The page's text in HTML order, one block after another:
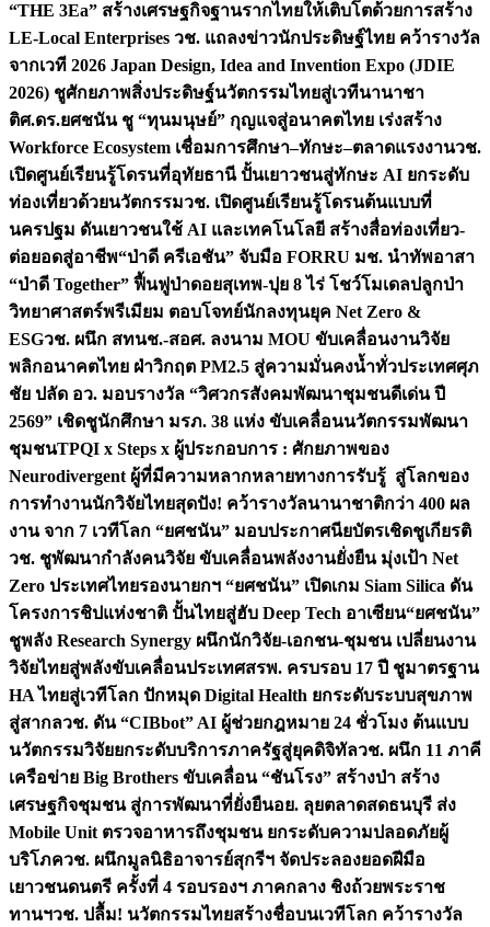
“THE 3Ea” สร้างเศรษฐกิจฐานรากไทยให้เติบโตด้วยการสร้าง
LE-Local Enterprises วช. แถลงข่าวนักประดิษฐ์ไทย คว้ารางวัล
จากเวที 2026 Japan Design, Idea and Invention Expo (JDIE
2026) ชูศักยภาพสิ่งประดิษฐ์นวัตกรรมไทยสู่เวทีนานาชา
ติศ.ดร.ยศชนัน ชู “ทุนมนุษย์” กุญแจสู่อนาคตไทย เร่งสร้าง
Workforce Ecosystem เชื่อมการศึกษา–ทักษะ–ตลาดแรงงานวช.
เปิดศูนย์เรียนรู้โดรนที่อุทัยธานี ปั้นเยาวชนสู่ทักษะ AI ยกระดับ
ท่องเที่ยวด้วยนวัตกรรมวช. เปิดศูนย์เรียนรู้โดรนต้นแบบที่
นครปฐม ดันเยาวชนใช้ AI และเทคโนโลยี สร้างสื่อท่องเที่ยว-
ต่อยอดสู่อาชีพ“ป่าดี ครีเอชัน” จับมือ FORRU มช. นำทัพอาสา
“ป่าดี Together” ฟื้นฟูป่าดอยสุเทพ-ปุย 8 ไร่ โชว์โมเดลปลูกป่า
วิทยาศาสตร์พรีเมียม ตอบโจทย์นักลงทุนยุค Net Zero &
ESGวช. ผนึก สทนช.-สอศ. ลงนาม MOU ขับเคลื่อนงานวิจัย
พลิกอนาคตไทย ฝ่าวิกฤต PM2.5 สู่ความมั่นคงน้ำทั่วประเทศศุภ
ชัย ปลัด อว. มอบรางวัล “วิศวกรสังคมพัฒนาชุมชนดีเด่น ปี
2569” เชิดชูนักศึกษา มรภ. 38 แห่ง ขับเคลื่อนนวัตกรรมพัฒนา
ชุมชนTPQI x Steps x ผู้ประกอบการ : ศักยภาพของ
Neurodivergent ผู้ที่มีความหลากหลายทางการรับรู้ สู่โลกของ
การทำงานนักวิจัยไทยสุดปัง! คว้ารางวัลนานาชาติกว่า 400 ผล
งาน จาก 7 เวทีโลก “ยศชนัน” มอบประกาศนียบัตรเชิดชูเกียรติ
วช. ชูพัฒนากำลังคนวิจัย ขับเคลื่อนพลังงานยั่งยืน มุ่งเป้า Net
Zero ประเทศไทยรองนายกฯ “ยศชนัน” เปิดเกม Siam Silica ดัน
โครงการชิปแห่งชาติ ปั้นไทยสู่ฮับ Deep Tech อาเซียน“ยศชนัน”
ชูพลัง Research Synergy ผนึกนักวิจัย-เอกชน-ชุมชน เปลี่ยนงาน
วิจัยไทยสู่พลังขับเคลื่อนประเทศสรพ. ครบรอบ 17 ปี ชูมาตรฐาน
HA ไทยสู่เวทีโลก ปักหมุด Digital Health ยกระดับระบบสุขภาพ
สู่สากลวช. ดัน “CIBbot” AI ผู้ช่วยกฎหมาย 24 ชั่วโมง ต้นแบบ
นวัตกรรมวิจัยยกระดับบริการภาครัฐสู่ยุคดิจิทัลวช. ผนึก 11 ภาคี
เครือข่าย Big Brothers ขับเคลื่อน “ชันโรง” สร้างป่า สร้าง
เศรษฐกิจชุมชน สู่การพัฒนาที่ยั่งยืนอย. ลุยตลาดสดธนบุรี ส่ง
Mobile Unit ตรวจอาหารถึงชุมชน ยกระดับความปลอดภัยผู้
บริโภควช. ผนึกมูลนิธิอาจารย์สุกรีฯ จัดประลองยอดฝีมือ
เยาวชนดนตรี ครั้งที่ 4 รอบรองฯ ภาคกลาง ชิงถ้วยพระราช
ทานฯวช. ปลื้ม! นวัตกรรมไทยสร้างชื่อบนเวทีโลก คว้ารางวัล